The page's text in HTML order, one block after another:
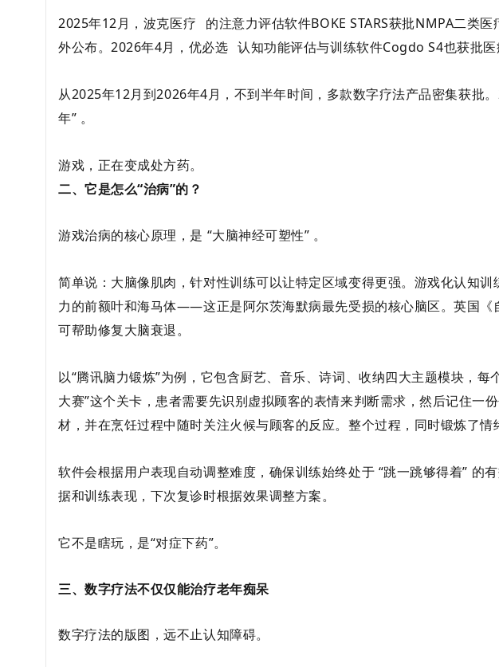
2025年12月， 波克医疗
的注意力评估软件BOKE STARS获批NMPA二类
外公布。2026年4月， 优必选 认知功能评估与训练软件Cogdo S4也获批医
从2025年12月到2026年4月，不到半年时间，多款数字疗法产品密集获批
年” 。
游戏，正在变成处方药。
二、它是怎么“治病”的？
游戏治病的核心原理，是 “大脑神经可塑性” 。
简单说：大脑像肌肉，针对性训练可以让特定区域变得更强。游戏化认知
力的前额叶和海马体——这正是阿尔茨海默病最先受损的核心脑区。英国《
可帮助修复大脑衰退。
以“腾讯脑力锻炼”为例，它包含厨艺、音乐、诗词、收纳四大主题模块，
大赛”这个关卡，患者需要先识别虚拟顾客的表情来判断需求，然后记住一
材，并在烹饪过程中随时关注火候与顾客的反应。整个过程，同时锻炼了情
软件会根据用户表现自动调整难度，确保训练始终处于 “跳一跳够得着” 的
据和训练表现，下次复诊时根据效果调整方案。
它不是瞎玩，是“对症下药”。
三、数字疗法不仅仅能治疗老年痴呆
数字疗法的版图，远不止认知障碍。